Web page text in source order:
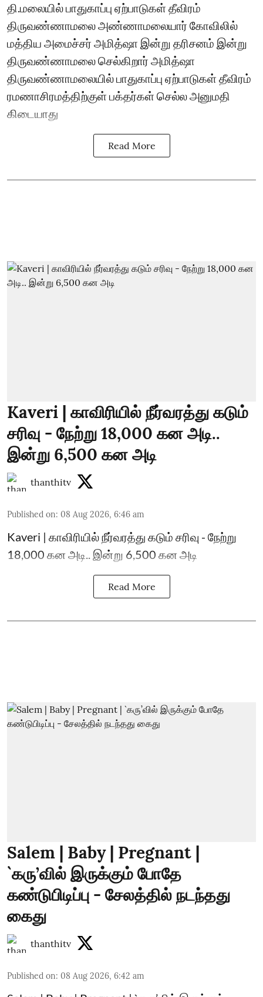
தி.மலையில் பாதுகாப்பு ஏற்பாடுகள் தீவிரம்
திருவண்ணாமலை அண்ணாமலையார் கோவிலில்
மத்திய அமைச்சர் அமித்ஷா இன்று தரிசனம் இன்று
திருவண்ணாமலை செல்கிறார் அமித்ஷா
திருவண்ணாமலையில் பாதுகாப்பு ஏற்பாடுகள் தீவிரம்
ரமணாசிரமத்திற்குள் பக்தர்கள் செல்ல அனுமதி
கிடையாது
Read More
Kaveri | காவிரியில் நீர்வரத்து கடும்
சரிவு - நேற்று 18,000 கன அடி..
இன்று 6,500 கன அடி
thanthitv
Published on: 08 Aug 2026, 6:46 am
Kaveri | காவிரியில் நீர்வரத்து கடும் சரிவு - நேற்று
18,000 கன அடி.. இன்று 6,500 கன அடி
Read More
Salem | Baby | Pregnant |
`கரு’வில் இருக்கும் போதே
கண்டுபிடிப்பு - சேலத்தில் நடந்தது
கைது
thanthitv
Published on: 08 Aug 2026, 6:42 am